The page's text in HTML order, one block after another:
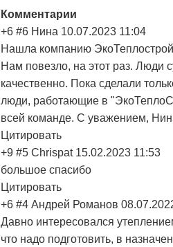
Комментарии
+6 #6 Нина 10.07.2023 11:04
Нашла компанию
Нам повезло, на этот раз. Люди
качественно. Пока сделали
люди, работающие в
всей команде. С уважением,
Цитировать
+9 #5 Chrispat 15.02.2023 11:53
большое спасибо
Цитировать
+6 #4 Андрей Романов
Давно интересовался
что надо подготовить, в